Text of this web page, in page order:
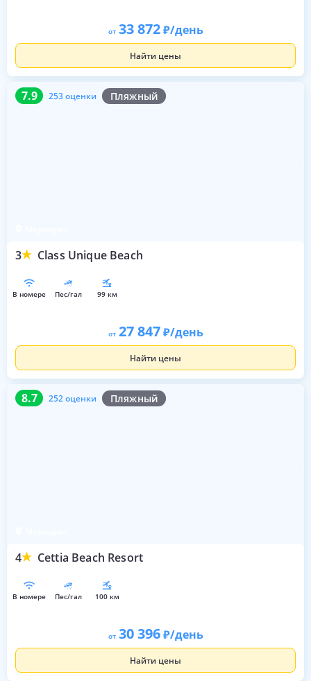
от 33 872 /день
Найти цены
7.9 253 оценки Пляжный
3 Class Unique Beach
7.9 253 оценки
в номере пес/гал 99 км
от 27 847 /день
Найти цены
8.7 252 оценки Пляжный
4 Cettia Beach Resort
8.7 252 оценки
в номере пес/гал 100 км
от 30 396 /день
Найти цены